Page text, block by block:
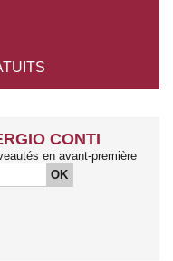
CONTI
en avant-première
OK